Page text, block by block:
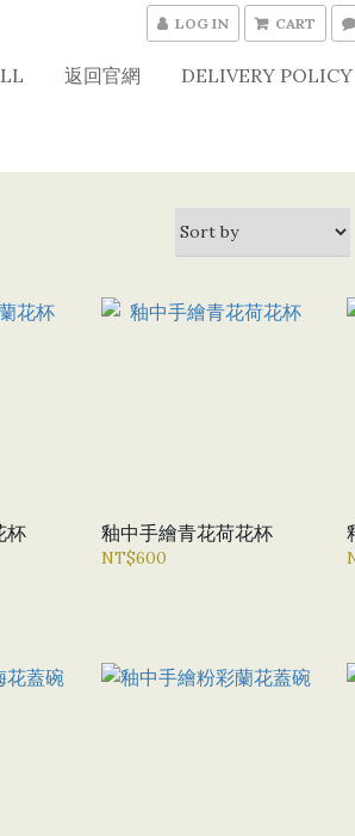
LOG IN CART
返回官網 DELIVERY POLICY
杯 釉中手繪青花荷花杯
NT$600